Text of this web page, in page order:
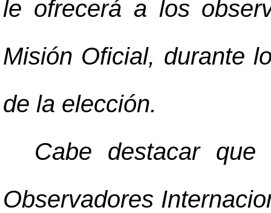
le ofrecerá a los
Misión Oficial, durante
de la elección.
Cabe destacar
Observadores